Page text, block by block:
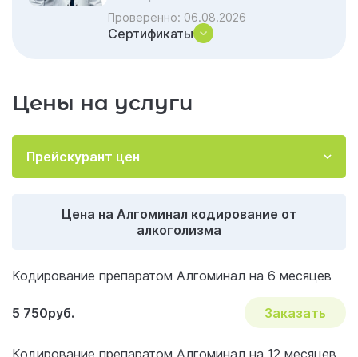
Заключение
Акции и скидки на лечение
Проверенно: 06.08.2026
Сертификаты
Цены на услуги
Прейскурант цен
Цена на Алгоминал кодирование от
алкоголизма
Кодирование препаратом Алгоминал на 6 месяцев
5 750руб. Заказать
Кодирование препаратом Алгоминал на 12 месяцев